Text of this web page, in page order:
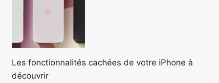
Les fonctionnalités cachées de votre iPhone à
découvrir